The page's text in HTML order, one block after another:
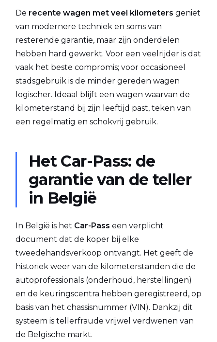
De recente wagen met veel kilometers geniet
van modernere techniek en soms van
resterende garantie, maar zijn onderdelen
hebben hard gewerkt. Voor een veelrijder is dat
vaak het beste compromis; voor occasioneel
stadsgebruik is de minder gereden wagen
logischer. Ideaal blijft een wagen waarvan de
kilometerstand bij zijn leeftijd past, teken van
een regelmatig en schokvrij gebruik.
Het Car-Pass: de
garantie van de teller
in België
In België is het Car-Pass een verplicht
document dat de koper bij elke
tweedehandsverkoop ontvangt. Het geeft de
historiek weer van de kilometerstanden die de
autoprofessionals (onderhoud, herstellingen)
en de keuringscentra hebben geregistreerd, op
basis van het chassisnummer (VIN). Dankzij dit
systeem is tellerfraude vrijwel verdwenen van
de Belgische markt.